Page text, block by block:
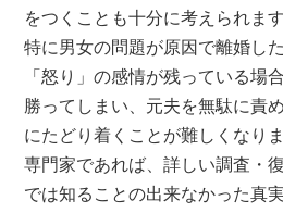
をつくことも十分に考えられます
特に男女の問題が原因で離婚し
「怒り」の感情が残っている場
勝ってしまい、元夫を無駄に責
にたどり着くことが難しくなりま
専門家であれば、詳しい調査・
では知ることの出来なかった真